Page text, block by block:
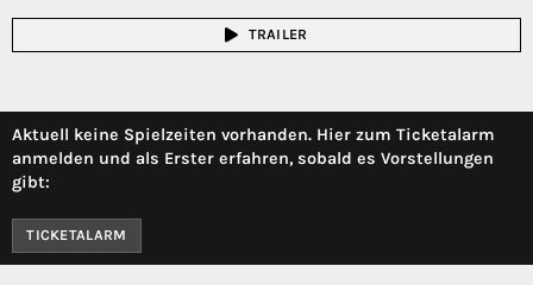
TRAILER
Aktuell keine Spielzeiten vorhanden. Hier zum Ticketalarm
anmelden und als Erster erfahren, sobald es Vorstellungen
gibt:
TICKETALARM